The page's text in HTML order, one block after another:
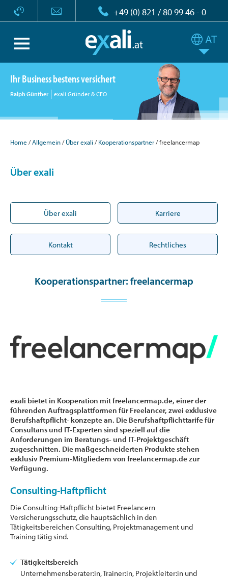
+49 (0) 821 / 80 99 46 - 0
Ihr Business bestens versichert
Ralph Günther exali Gründer & CEO
Home Allgemein Über exali Kooperationspartner freelancermap
Über exali
Über exali Karriere
Kontakt Rechtliches
Kooperationspartner: freelancermap
exali bietet in Kooperation mit freelancermap.de, einer der
führenden Auftragsplattformen für Freelancer, zwei exklusive
Berufshaftpflicht- konzepte an. Die Berufshaftpflichttarife für
Consultans und IT-Experten sind speziell auf die
Anforderungen im Beratungs- und IT-Projektgeschäft
zugeschnitten. Die maßgeschneiderten Produkte stehen
exklusiv Premium-Mitgliedern von freelancermap.de zur
Verfügung.
Consulting-Haftpflicht
Die Consulting-Haftpflicht bietet Freelancern
Versicherungsschutz, die hauptsächlich in den
Tätigkeitsbereichen Consulting, Projektmanagement und
Training tätig sind.
Tätigkeitsbereich
Unternehmensberater:in, Trainer:in, Projektleiter:in und